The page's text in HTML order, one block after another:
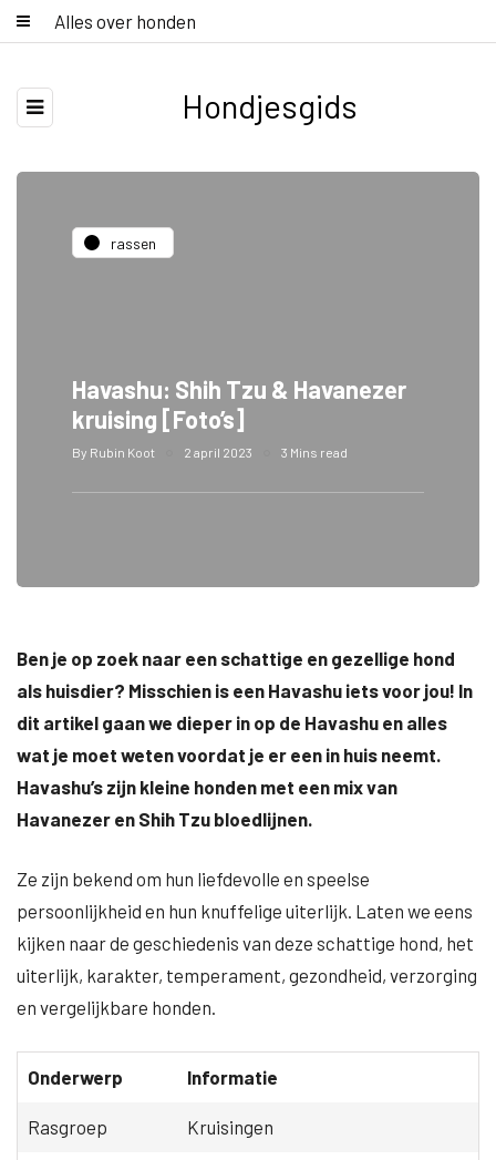
Alles over honden
Hondjesgids
rassen
Havashu: Shih Tzu & Havanezer
kruising [Foto’s]
By Rubin Koot 2 april 2023 3 Mins read
Ben je op zoek naar een schattige en gezellige hond
als huisdier? Misschien is een Havashu iets voor jou! In
dit artikel gaan we dieper in op de Havashu en alles
wat je moet weten voordat je er een in huis neemt.
Havashu’s zijn kleine honden met een mix van
Havanezer en Shih Tzu bloedlijnen.
Ze zijn bekend om hun liefdevolle en speelse
persoonlijkheid en hun knuffelige uiterlijk. Laten we eens
kijken naar de geschiedenis van deze schattige hond, het
uiterlijk, karakter, temperament, gezondheid, verzorging
en vergelijkbare honden.
Onderwerp Informatie
Rasgroep Kruisingen